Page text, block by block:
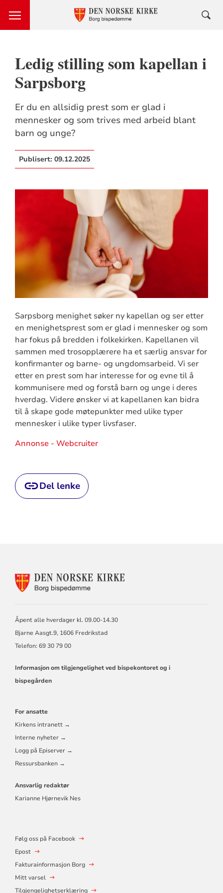
Ledig stilling som kapellan i
Sarpsborg
Er du en allsidig prest som er glad i
mennesker og som trives med arbeid blant
barn og unge?
Publisert: 09.12.2025
Sarpsborg menighet søker ny kapellan og ser etter
en menighetsprest som er glad i mennesker og som
har fokus på bredden i folkekirken. Kapellanen vil
sammen med trosopplærere ha et særlig ansvar for
konfirmanter og barne- og ungdomsarbeid. Vi ser
etter en prest som har interesse for og evne til å
kommunisere med og forstå barn og unge i deres
hverdag. Videre ønsker vi at kapellanen kan bidra
til å skape gode møtepunkter med ulike typer
mennesker i ulike typer livsfaser.
Annonse - Webcruiter
Del lenke
KONTAKTINFORMASJON
Åpent alle hverdager kl. 09.00-14.30
Bjarne Aasgt.9, 1606 Fredrikstad
Telefon: 69 30 79 00
Informasjon om tilgjengelighet ved bispekontoret og i
bispegården
For ansatte
Kirkens intranett →
Interne nyheter →
Logg på Episerver →
Ressursbanken →
Ansvarlig redaktør
Karianne Hjørnevik Nes
Følg oss på Facebook
Epost
Fakturainformasjon Borg
Mitt varsel
Tilgjengelighetserklæring